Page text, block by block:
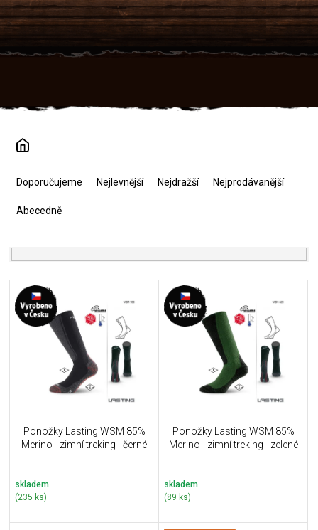
Přejít
na
obsah
p
d
Doporučujeme Nejlevnější Nejdražší Nejprodávanější
Abecedně
p
Ponožky Lasting WSM 85%
Merino - zimní treking - černé
skladem
(235 ks)
Ponožky Lasting WSM 85%
Merino - zimní treking - zelené
skladem
(89 ks)